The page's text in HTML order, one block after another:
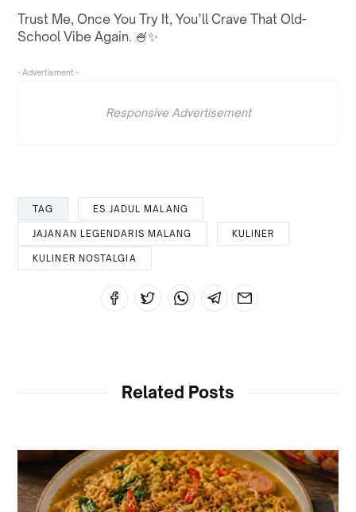
Trust Me, Once You Try It, You’ll Crave That Old-
School Vibe Again. 🍧✨
- Advertisment -
Responsive Advertisement
TAG ES JADUL MALANG
JAJANAN LEGENDARIS MALANG KULINER
KULINER NOSTALGIA
Related Posts